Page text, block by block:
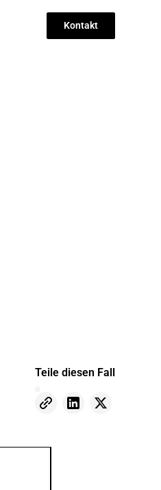
Kontakt
Teile diesen Fall